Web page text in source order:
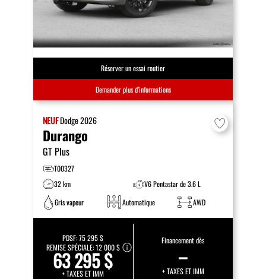
Réserver un essai routier
Demander plus d’informations
NEUFDodge2026
Durango
GT Plus
T00327
32 km
V6 Pentastar de 3.6 L
Gris vapeur
Automatique AWD
PDSF:75 295 $
REMISE SPÉCIALE:12 000 $
63 295 $
+ TAXES ET IMM
Financement dès
–
+ TAXES ET IMM